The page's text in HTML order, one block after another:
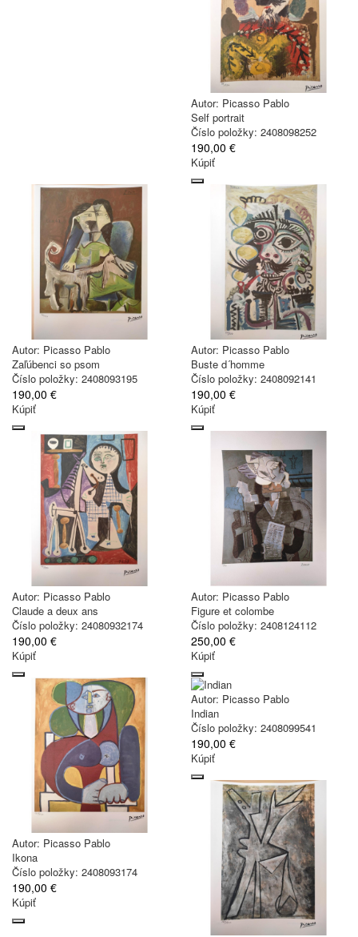
Autor: Picasso Pablo
Self portrait
Číslo položky: 2408098252
190,00 €
Kúpiť
Autor: Picasso Pablo
Zaľúbenci so psom
Číslo položky: 2408093195
190,00 €
Kúpiť
Autor: Picasso Pablo
Buste d´homme
Číslo položky: 2408092141
190,00 €
Kúpiť
Autor: Picasso Pablo
Claude a deux ans
Číslo položky: 24080932174
190,00 €
Kúpiť
Autor: Picasso Pablo
Figure et colombe
Číslo položky: 2408124112
250,00 €
Kúpiť
Autor: Picasso Pablo
Ikona
Číslo položky: 2408093174
190,00 €
Kúpiť
Autor: Picasso Pablo
Indian
Číslo položky: 2408099541
190,00 €
Kúpiť